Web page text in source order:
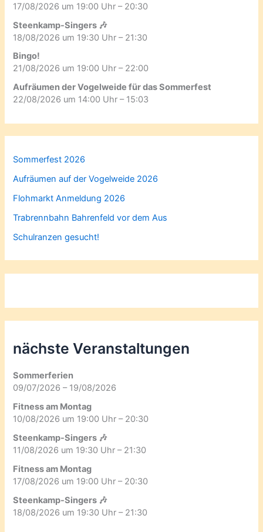
17/08/2026 um 19:00 Uhr – 20:30
Steenkamp-Singers 🎶
18/08/2026 um 19:30 Uhr – 21:30
Bingo!
21/08/2026 um 19:00 Uhr – 22:00
Aufräumen der Vogelweide für das Sommerfest
22/08/2026 um 14:00 Uhr – 15:03
Sommerfest 2026
Aufräumen auf der Vogelweide 2026
Flohmarkt Anmeldung 2026
Trabrennbahn Bahrenfeld vor dem Aus
Schulranzen gesucht!
nächste Veranstaltungen
Sommerferien
09/07/2026 – 19/08/2026
Fitness am Montag
10/08/2026 um 19:00 Uhr – 20:30
Steenkamp-Singers 🎶
11/08/2026 um 19:30 Uhr – 21:30
Fitness am Montag
17/08/2026 um 19:00 Uhr – 20:30
Steenkamp-Singers 🎶
18/08/2026 um 19:30 Uhr – 21:30